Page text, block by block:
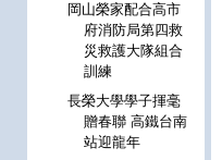
岡山榮家配合高市
府消防局第四救
災救護大隊組合
訓練
長榮大學學子揮毫
贈春聯 高鐵台南
站迎龍年